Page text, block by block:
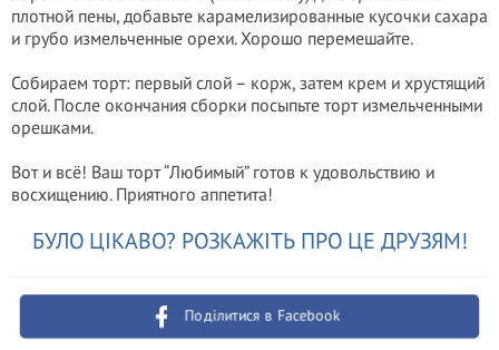
плотной пены, добавьте карамелизированные кусочки сахара
и грубо измельченные орехи. Хорошо перемешайте.
Собираем торт: первый слой – корж, затем крем и хрустящий
слой. После окончания сборки посыпьте торт измельченными
орешками.
Вот и всё! Ваш торт “Любимый” готов к удовольствию и
восхищению. Приятного аппетита!
БУЛО ЦІКАВО? РОЗКАЖІТЬ ПРО ЦЕ ДРУЗЯМ!
Поділитися в Facebook